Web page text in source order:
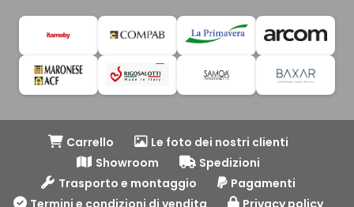
Carrello
Le foto dei nostri clienti
Showroom
Spedizioni
Trasporto e montaggio
Pagamenti
Termini e condizioni di vendita
Privacy policy